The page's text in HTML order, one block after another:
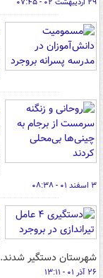
۳ اسفند ۰۱ - ۰۸:۳۸
شهرستان دستگیر شدند.
۲۶ آذر ۰۱ - ۱۳:۱۱